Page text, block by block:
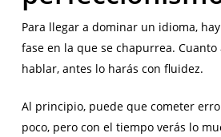
Para llegar a dominar un idioma,
fase en la que se chapurrea. Cuanto
hablar, antes lo harás con fluidez.
Al principio, puede que cometer
poco, pero con el tiempo verás lo